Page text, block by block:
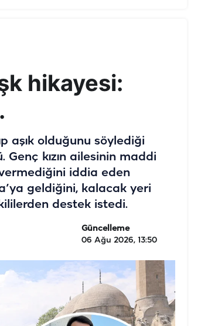
hikayesi:
aşık olduğunu söylediği
Genç kızın ailesinin maddi
iddia eden
geldiğini, kalacak yeri
destek istedi.
Güncelleme
06 Ağu 2026, 13:50